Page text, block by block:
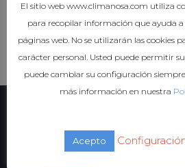
El sitio web www.climanosa.com utiliza
para recopilar información que ayuda
páginas web. No se utilizarán las cookies
carácter personal. Usted puede permitir
puede cambiar su configuración
más información en nuestra
Acepto